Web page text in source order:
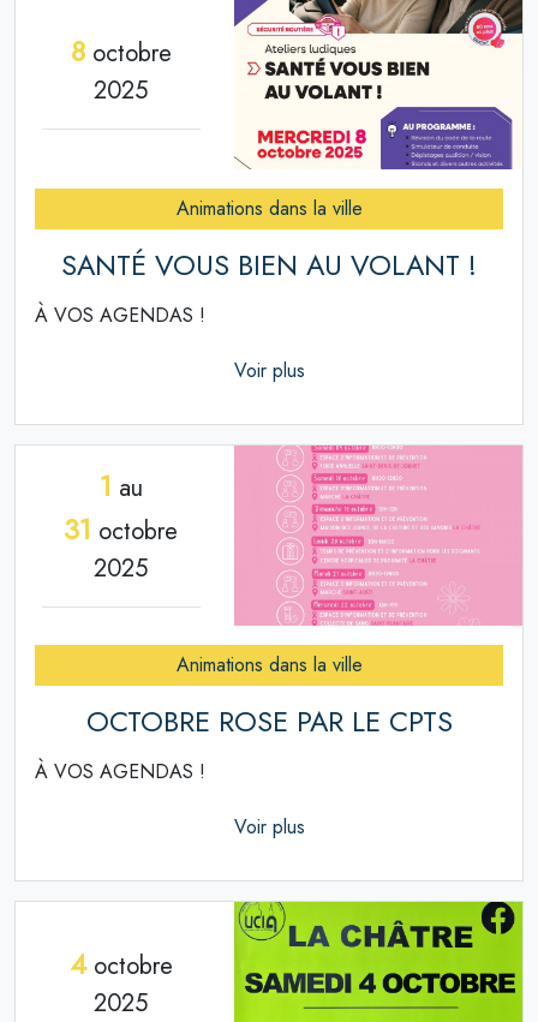
8octobre
2025
Animations dans la ville
SANTÉ VOUS BIEN AU VOLANT !
À VOS AGENDAS !
Voir plus
1 au
31 octobre
2025
Animations dans la ville
OCTOBRE ROSE PAR LE CPTS
À VOS AGENDAS !
Voir plus
4octobre
2025